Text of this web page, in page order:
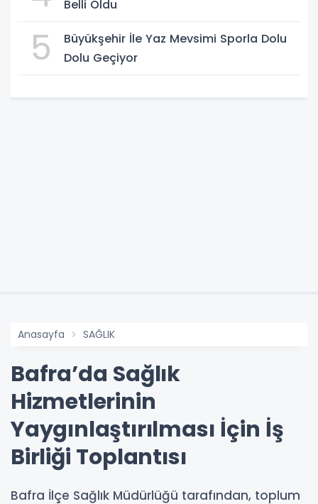
Belli Oldu
5
Büyükşehir İle Yaz Mevsimi Sporla Dolu
Dolu Geçiyor
Anasayfa SAĞLIK
Bafra’da Sağlık
Hizmetlerinin
Yaygınlaştırılması İçin İş
Birliği Toplantısı
Bafra İlçe Sağlık Müdürlüğü tarafından, toplum